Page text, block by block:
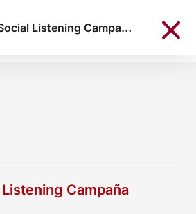
Listening Campaña Electoral 2019
Campaña